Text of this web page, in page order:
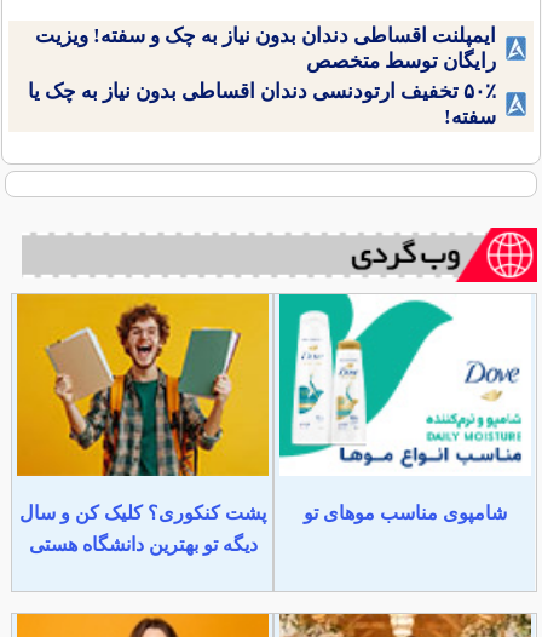
ایمپلنت اقساطی دندان بدون نیاز به چک و سفته! ویزیت
رایگان توسط متخصص
۵۰٪ تخفیف ارتودنسی دندان اقساطی بدون نیاز به چک یا
سفته!
شامپوی مناسب موهای تو
پشت کنکوری؟ کلیک کن و سال
دیگه تو بهترین دانشگاه هستی